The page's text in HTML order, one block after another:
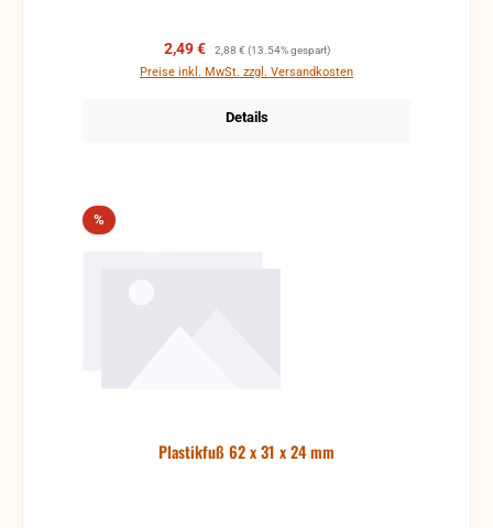
Verkaufspreis:
2,49 € Regulärer Preis:
2,88 € (13.54% gespart)
Preise inkl. MwSt. zzgl. Versandkosten
Details
%Rabatt
Plastikfuß 62 x 31 x 24 mm